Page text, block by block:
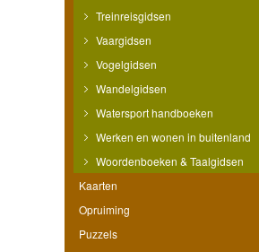
Treinreisgidsen
Vaargidsen
Vogelgidsen
Wandelgidsen
Watersport handboeken
Werken en wonen in buitenland
Woordenboeken & Taalgidsen
Kaarten
Opruiming
Puzzels